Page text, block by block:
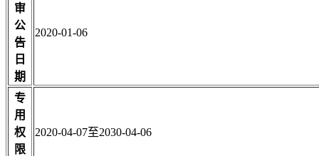
审
公
告
日
期
2020-01-06
专
用
权
限
2020-04-07至2030-04-06